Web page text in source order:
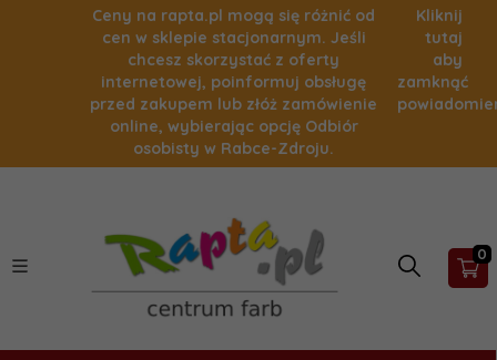
Ceny na rapta.pl mogą się różnić od
cen w sklepie stacjonarnym. Jeśli
chcesz skorzystać z oferty
internetowej, poinformuj obsługę
przed zakupem lub złóż zamówienie
online, wybierając opcję Odbiór
osobisty w Rabce-Zdroju.
Kliknij
tutaj
aby
zamknąć
0